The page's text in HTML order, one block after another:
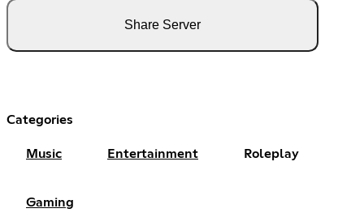
Share Server
Categories
Music Entertainment Roleplay
Gaming